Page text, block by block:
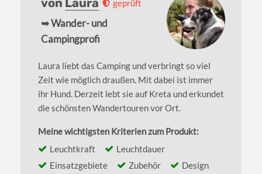
von Laura geprüft
➥ Wander- und
Campingprofi
Laura liebt das Camping und verbringt so viel
Zeit wie möglich draußen. Mit dabei ist immer
ihr Hund. Derzeit lebt sie auf Kreta und erkundet
die schönsten Wandertouren vor Ort.
Meine wichtigsten Kriterien zum Produkt:
Leuchtkraft
Leuchtdauer
Einsatzgebiete
Zubehör Design